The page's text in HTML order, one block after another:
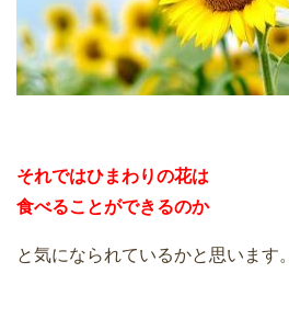
それではひまわりの花は
食べることができるのか
と気になられているかと思います。